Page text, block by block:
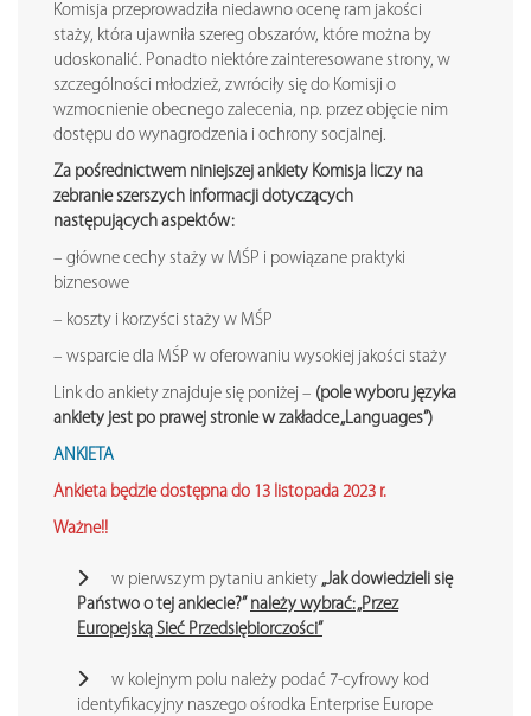
Komisja przeprowadziła niedawno ocenę ram jakości
staży, która ujawniła szereg obszarów, które można by
udoskonalić. Ponadto niektóre zainteresowane strony, w
szczególności młodzież, zwróciły się do Komisji o
wzmocnienie obecnego zalecenia, np. przez objęcie nim
dostępu do wynagrodzenia i ochrony socjalnej.
Za pośrednictwem niniejszej ankiety Komisja liczy na
zebranie szerszych informacji dotyczących
następujących aspektów:
– główne cechy staży w MŚP i powiązane praktyki
biznesowe
– koszty i korzyści staży w MŚP
– wsparcie dla MŚP w oferowaniu wysokiej jakości staży
Link do ankiety znajduje się poniżej – (pole wyboru języka
ankiety jest po prawej stronie w zakładce „Languages”)
ANKIETA
Ankieta będzie dostępna do 13 listopada 2023 r.
Ważne!!
w pierwszym pytaniu ankiety „Jak dowiedzieli się
Państwo o tej ankiecie?” należy wybrać: „Przez
Europejską Sieć Przedsiębiorczości”
w kolejnym polu należy podać 7-cyfrowy kod
identyfikacyjny naszego ośrodka Enterprise Europe